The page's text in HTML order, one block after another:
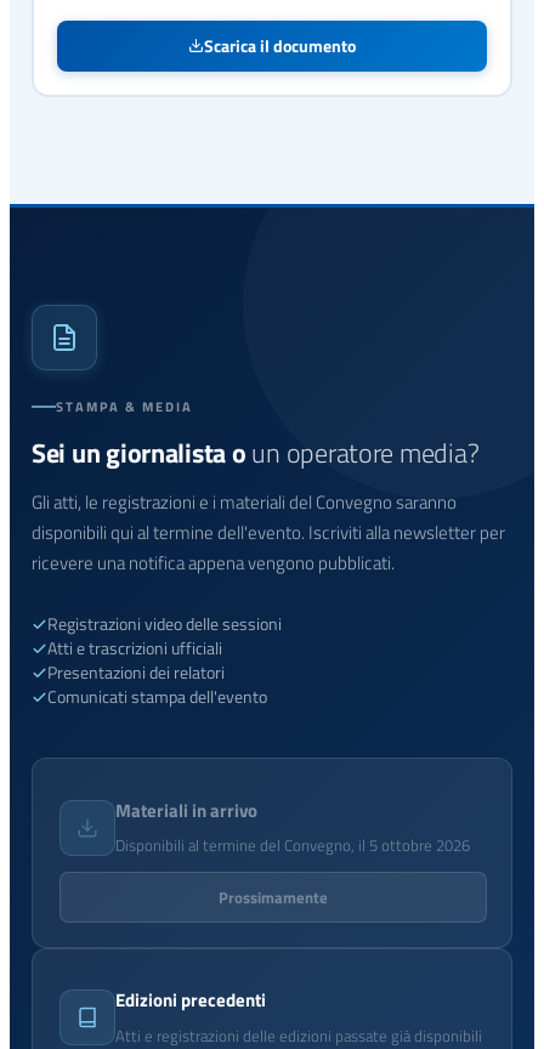
Scarica il documento
STAMPA & MEDIA
Sei un giornalista oun operatore media?
Gli atti, le registrazioni e i materiali del Convegno saranno
disponibili qui al termine dell'evento. Iscriviti alla newsletter per
ricevere una notifica appena vengono pubblicati.
Registrazioni video delle sessioni
Atti e trascrizioni ufficiali
Presentazioni dei relatori
Comunicati stampa dell'evento
Materiali in arrivo
Disponibili al termine del Convegno, il 5 ottobre 2026
Prossimamente
Edizioni precedenti
Atti e registrazioni delle edizioni passate già disponibili